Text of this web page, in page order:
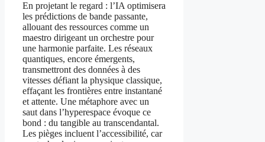
En projetant le regard : l’IA optimisera
les prédictions de bande passante,
allouant des ressources comme un
maestro dirigeant un orchestre pour
une harmonie parfaite. Les réseaux
quantiques, encore émergents,
transmettront des données à des
vitesses défiant la physique classique,
effaçant les frontières entre instantané
et attente. Une métaphore avec un
saut dans l’hyperespace évoque ce
bond : du tangible au transcendantal.
Les pièges incluent l’accessibilité, car